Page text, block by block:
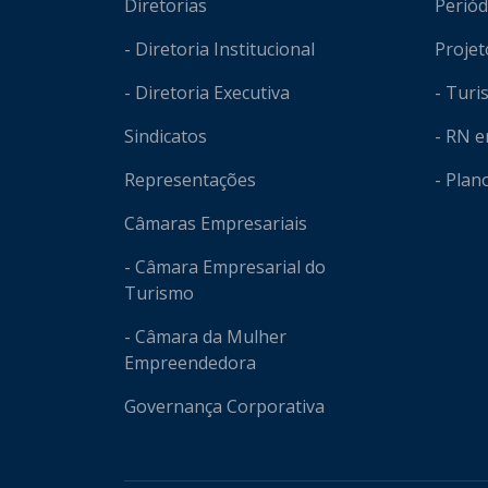
Diretorias
- Diretoria Institucional
- Diretoria Executiva
Sindicatos
Representações
Câmaras Empresariais
- Câmara Empresarial do
Turismo
- Câmara da Mulher
Empreendedora
Governança Corporativa
-
- RN
-